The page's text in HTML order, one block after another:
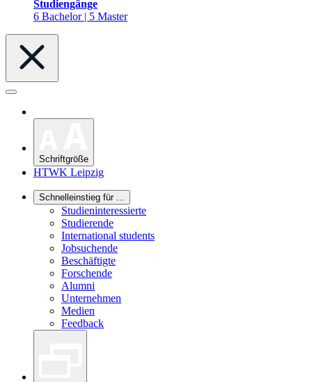
Studiengänge
6 Bachelor | 5 Master
Schriftgröße
HTWK Leipzig
Schnelleinstieg für ...
Studieninteressierte
Studierende
International students
Jobsuchende
Beschäftigte
Forschende
Alumni
Unternehmen
Medien
Feedback